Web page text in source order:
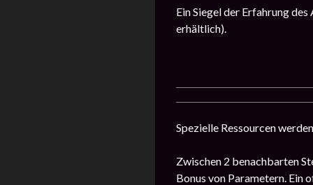
Ein Siegel der Erfahrung
erhältlich).
Spezielle Ressourcen
Zwischen 2 benachbarten
Bonus von Parametern. Ein